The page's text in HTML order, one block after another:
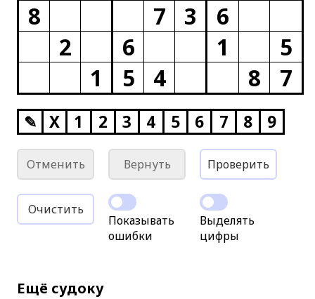
8
7 3
6
2
6 1
5
1
5 4 8 7
✎ X 1 2 3 4 5 6 7 8 9
Отменить Вернуть Проверить
Очистить
Показывать
ошибки
Выделять
цифры
Ещё судоку